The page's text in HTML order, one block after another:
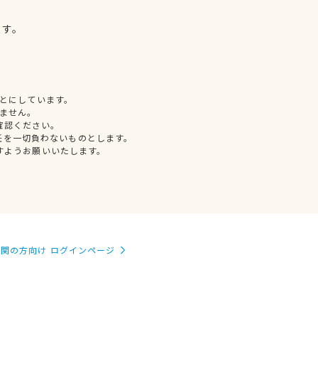
。
しています。
せん。
ください。
一切負わないものとします。
うお願いいたします。
の方向け ログインページ